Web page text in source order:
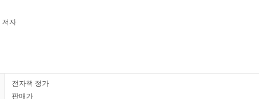
저자
전자책 정가
판매가